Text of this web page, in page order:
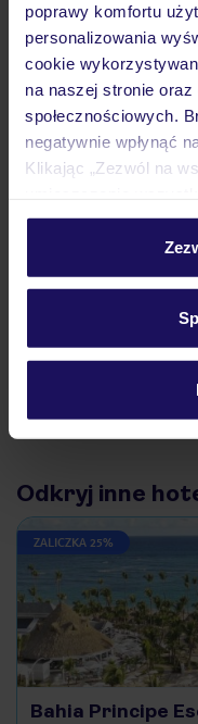
poprawy komfortu
personalizowania
cookie
na naszej stronie
społecznościowych.
negatywnie wpłynąć
Klikając „Zezwól na
personalizować swój
Szczegółowe
Atrakcje
Ważne
Często
Jak zmienić
Na jakiej podstawie i
Odkryj inne
ZALICZKA 25%
Bahia Principe